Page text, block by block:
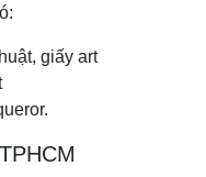
giấy art